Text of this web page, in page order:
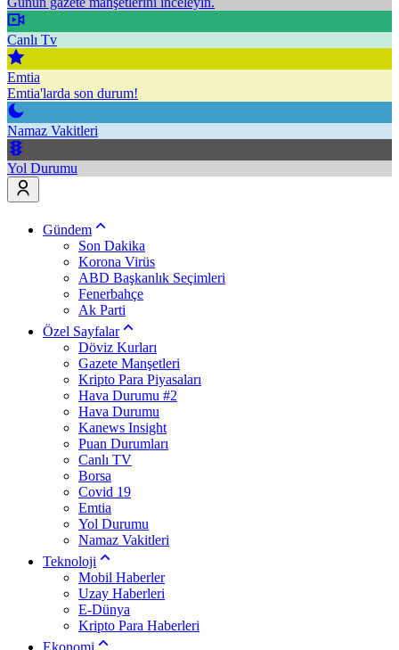
Canlı Tv
Emtia
Emtia'larda son durum!
Namaz Vakitleri
Yol Durumu
Gündem
Son Dakika
Korona Virüs
ABD Başkanlık Seçimleri
Fenerbahçe
Ak Parti
Özel Sayfalar
Döviz Kurları
Gazete Manşetleri
Kripto Para Piyasaları
Hava Durumu #2
Hava Durumu
Kanews Insight
Puan Durumları
Canlı TV
Borsa
Covid 19
Emtia
Yol Durumu
Namaz Vakitleri
Teknoloji
Mobil Haberler
Uzay Haberleri
E-Dünya
Kripto Para Haberleri
Ekonomi